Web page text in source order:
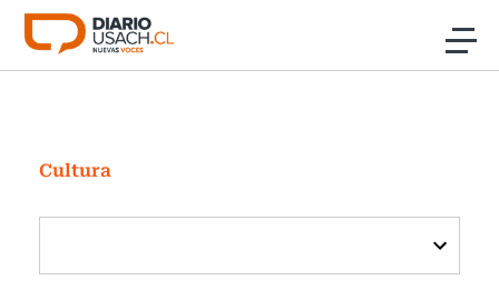
Click acá para ir directamente al contenido
Investigación
Cultura
Programas Radio y TV Usach
Cultura